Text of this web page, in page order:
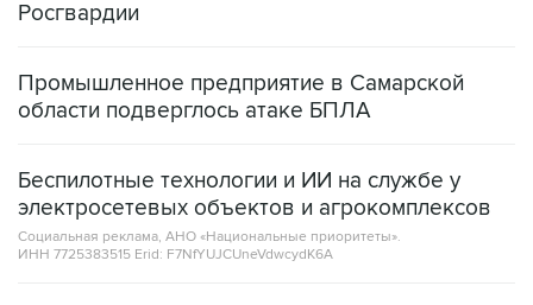
Росгвардии
Промышленное предприятие в Самарской
области подверглось атаке БПЛА
Беспилотные технологии и ИИ на службе у
электросетевых объектов и агрокомплексов
Социальная реклама, АНО «Национальные приоритеты».
ИНН 7725383515 Erid: F7NfYUJCUneVdwcydK6A